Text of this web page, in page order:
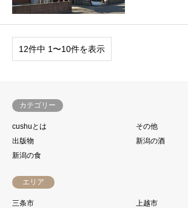
12件中 1〜10件を表示
カテゴリー
cushuとは
その他
出版物
新潟の酒
新潟の食
エリア
三条市
上越市